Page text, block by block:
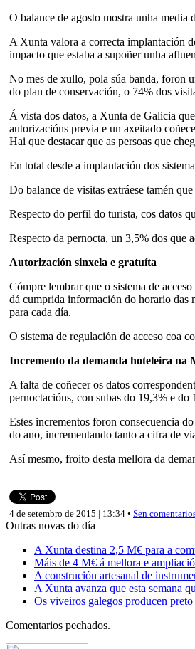
O balance de agosto mostra unha media
A Xunta valora a correcta implantación
impacto que estaba a supoñer unha
No mes de xullo, pola súa banda, foron
do plan de conservación, o 74% dos
Á vista dos datos, a Xunta de Galicia
autorizacións previa e un axeitado
Hai que destacar que as persoas que
En total desde a implantación dos
Do balance de visitas extráese tamén
Respecto do perfil do turista, cos datos
Respecto da pernocta, un 3,5% dos que
Autorización sinxela e gratuíta
Cómpre lembrar que o sistema de
dá cumprida información do horario das
para cada día.
O sistema de regulación de acceso coa
Incremento da demanda hoteleira na
A falta de coñecer os datos
pernoctacións, con subas do 19,3% e do
Estes incrementos foron consecuencia
do ano, incrementando tanto a cifra de
Así mesmo, froito desta mellora da
4 de setembro de 2015 | 13:34 • Sen
Outras novas do día
A Xunta destina 2,5 M€ para a
Máis de 4 M€ á mellora e
A construción artesanal de
A Xunta avanza que esta semana
Os viveiros galegos producen
Comentarios pechados.